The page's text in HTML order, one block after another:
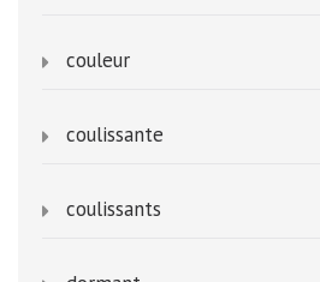
couleur
coulissante
coulissants